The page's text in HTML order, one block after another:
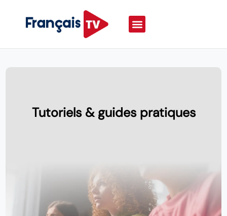
Tutoriels & guides pratiques